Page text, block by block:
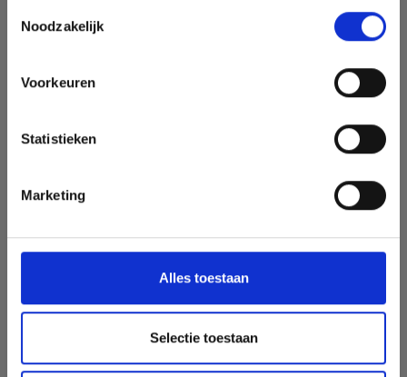
Noodzakelijk
Voorkeuren
Statistieken
Marketing
Alles toestaan
Selectie toestaan
INFORMATION
À Propos de Nous
Livraison & Retours
CONNEXION
compte